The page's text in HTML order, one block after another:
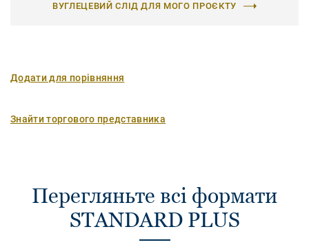
ВУГЛЕЦЕВИЙ СЛІД ДЛЯ МОГО ПРОЄКТУ
Додати для порівняння
Знайти торгового представника
Перегляньте всі формати
STANDARD PLUS